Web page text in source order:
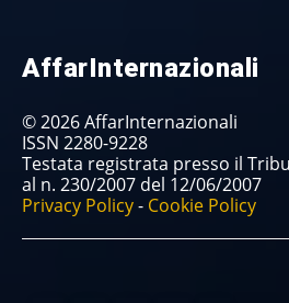
AffarInternazionali
© 2026 AffarInternazionali
ISSN 2280-9228
Testata registrata presso il
al n. 230/2007 del 12/06/2007
Privacy Policy- Cookie Policy